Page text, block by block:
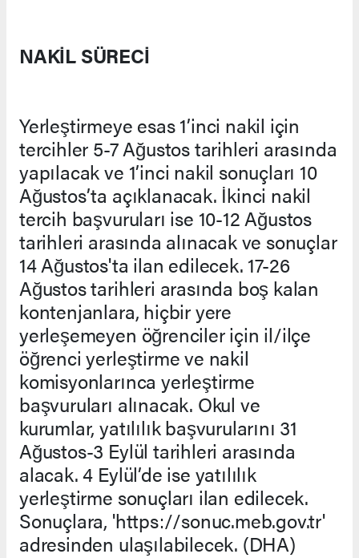
NAKİL SÜRECİ
Yerleştirmeye esas 1’inci nakil için
tercihler 5-7 Ağustos tarihleri arasında
yapılacak ve 1’inci nakil sonuçları 10
Ağustos’ta açıklanacak. İkinci nakil
tercih başvuruları ise 10-12 Ağustos
tarihleri arasında alınacak ve sonuçlar
14 Ağustos'ta ilan edilecek. 17-26
Ağustos tarihleri arasında boş kalan
kontenjanlara, hiçbir yere
yerleşemeyen öğrenciler için il/ilçe
öğrenci yerleştirme ve nakil
komisyonlarınca yerleştirme
başvuruları alınacak. Okul ve
kurumlar, yatılılık başvurularını 31
Ağustos-3 Eylül tarihleri arasında
alacak. 4 Eylül’de ise yatılılık
yerleştirme sonuçları ilan edilecek.
Sonuçlara, 'https://sonuc.meb.gov.tr'
adresinden ulaşılabilecek. (DHA)